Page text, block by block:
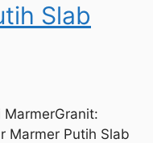
Slab
Marmer Putih Slab